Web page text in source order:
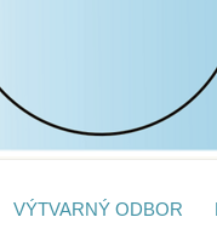
VÝTVARNÝ ODBOR